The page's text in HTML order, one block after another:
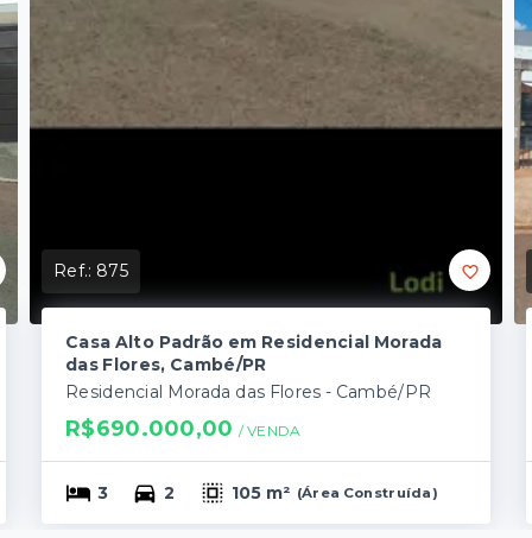
Ref.: 875
Casa Alto Padrão em Residencial Morada
das Flores, Cambé/PR
Residencial Morada das Flores - Cambé/PR
R$690.000,00 / VENDA
3 2 105 m² (Área Construída)